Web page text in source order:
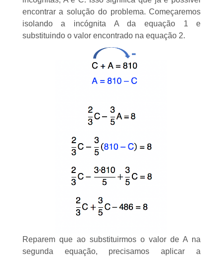
encontrar a solução do problema. Começaremos
isolando a incógnita A da equação 1 e
substituindo o valor encontrado na equação 2.
Reparem que ao substituirmos o valor de A na
segunda equação, precisamos aplicar a